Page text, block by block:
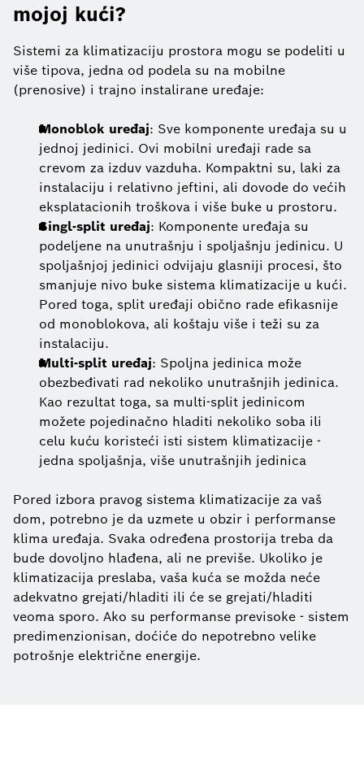
mojoj kući?
Sistemi za klimatizaciju prostora mogu se podeliti u
više tipova, jedna od podela su na mobilne
(prenosive) i trajno instalirane uređaje:
Monoblok uređaj: Sve komponente uređaja su u
jednoj jedinici. Ovi mobilni uređaji rade sa
crevom za izduv vazduha. Kompaktni su, laki za
instalaciju i relativno jeftini, ali dovode do većih
eksplatacionih troškova i više buke u prostoru.
Singl-split uređaj: Komponente uređaja su
podeljene na unutrašnju i spoljašnju jedinicu. U
spoljašnjoj jedinici odvijaju glasniji procesi, što
smanjuje nivo buke sistema klimatizacije u kući.
Pored toga, split uređaji obično rade efikasnije
od monoblokova, ali koštaju više i teži su za
instalaciju.
Multi-split uređaj: Spoljna jedinica može
obezbeđivati rad nekoliko unutrašnjih jedinica.
Kao rezultat toga, sa multi-split jedinicom
možete pojedinačno hladiti nekoliko soba ili
celu kuću koristeći isti sistem klimatizacije -
jedna spoljašnja, više unutrašnjih jedinica
Pored izbora pravog sistema klimatizacije za vaš
dom, potrebno je da uzmete u obzir i performanse
klima uređaja. Svaka određena prostorija treba da
bude dovoljno hlađena, ali ne previše. Ukoliko je
klimatizacija preslaba, vaša kuća se možda neće
adekvatno grejati/hladiti ili će se grejati/hladiti
veoma sporo. Ako su performanse previsoke - sistem
predimenzionisan, doćiće do nepotrebno velike
potrošnje električne energije.